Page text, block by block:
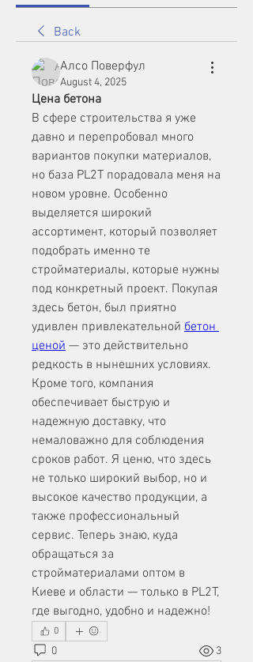
Back
Алсо Поверфул
August 4, 2025
Цена бетона
В сфере строительства я уже
давно и перепробовал много
вариантов покупки материалов,
но база PL2T порадовала меня на
новом уровне. Особенно
выделяется широкий
ассортимент, который позволяет
подобрать именно те
стройматериалы, которые нужны
под конкретный проект. Покупая
здесь бетон, был приятно
удивлен привлекательной бетон
ценой — это действительно
редкость в нынешних условиях.
Кроме того, компания
обеспечивает быструю и
надежную доставку, что
немаловажно для соблюдения
сроков работ. Я ценю, что здесь
не только широкий выбор, но и
высокое качество продукции, а
также профессиональный
сервис. Теперь знаю, куда
обращаться за
стройматериалами оптом в
Киеве и области — только в PL2T,
где выгодно, удобно и надежно!
0
0 3